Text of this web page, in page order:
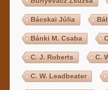
Bácskai Júlia
Bánki M. Csaba
C. J. Roberts C.
C. W. Leadbeater